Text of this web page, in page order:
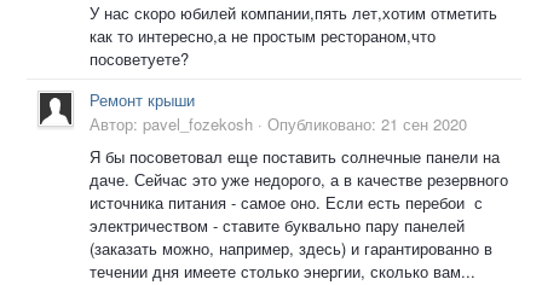
У нас скоро юбилей компании,пять лет,хотим отметить
как то интересно,а не простым рестораном,что
посоветуете?
Ремонт крыши
Автор: pavel_fozekosh · Опубликовано: 21 сен 2020
Я бы посоветовал еще поставить солнечные панели на
даче. Сейчас это уже недорого, а в качестве резервного
источника питания - самое оно. Если есть перебои с
электричеством - ставите буквально пару панелей
(заказать можно, например, здесь) и гарантированно в
течении дня имеете столько энергии, сколько вам...